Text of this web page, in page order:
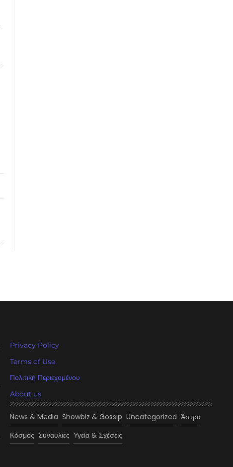
Privacy Policy
Terms of Use
Πολιτική Περιεχομένου
About us
News & Media Showbiz & Gossip Uncategorized Άστρα
Κόσμος Συναυλιες Υγεία & Σχέσεις